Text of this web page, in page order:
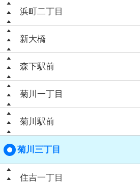
浜町二丁目
新大橋
森下駅前
菊川一丁目
菊川駅前
菊川三丁目
住吉一丁目